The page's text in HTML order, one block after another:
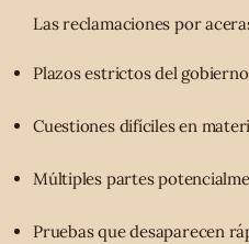
Las reclamaciones por
Plazos estrictos del gobierno
Cuestiones difíciles en
Múltiples partes
Pruebas que desaparecen